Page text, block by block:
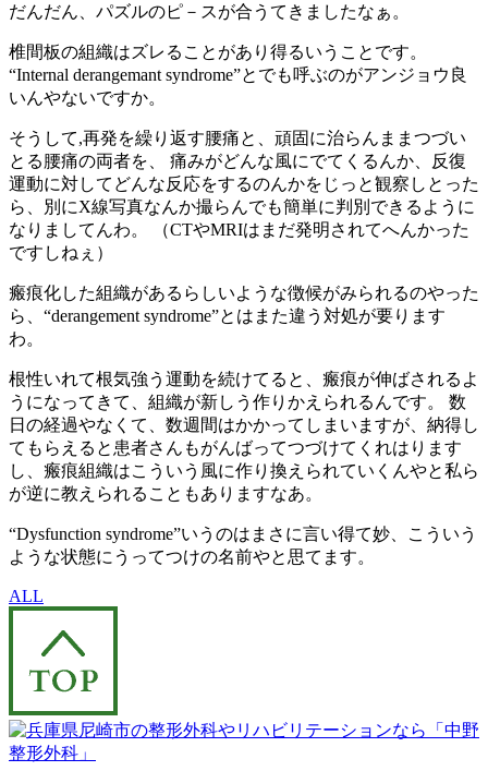
だんだん、パズルのピ－スが合うてきましたなぁ。
椎間板の組織はズレることがあり得るいうことです。
“Internal derangemant syndrome”とでも呼ぶのがアンジョウ良
いんやないですか。
そうして,再発を繰り返す腰痛と、頑固に治らんままつづい
とる腰痛の両者を、 痛みがどんな風にでてくるんか、反復
運動に対してどんな反応をするのんかをじっと観察しとった
ら、別にX線写真なんか撮らんでも簡単に判別できるように
なりましてんわ。 （CTやMRIはまだ発明されてへんかった
ですしねぇ）
瘢痕化した組織があるらしいような徴候がみられるのやった
ら、“derangement syndrome”とはまた違う対処が要ります
わ。
根性いれて根気強う運動を続けてると、瘢痕が伸ばされるよ
うになってきて、組織が新しう作りかえられるんです。 数
日の経過やなくて、数週間はかかってしまいますが、納得し
てもらえると患者さんもがんばってつづけてくれはります
し、瘢痕組織はこういう風に作り換えられていくんやと私ら
が逆に教えられることもありますなあ。
“Dysfunction syndrome”いうのはまさに言い得て妙、こういう
ような状態にうってつけの名前やと思てます。
ALL